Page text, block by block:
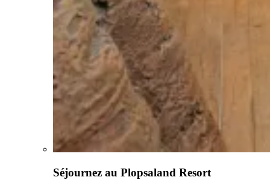
Séjournez au Plopsaland Resort